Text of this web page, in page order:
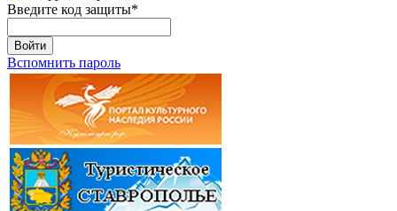
Введите код защиты*
Войти
Вспомнить пароль